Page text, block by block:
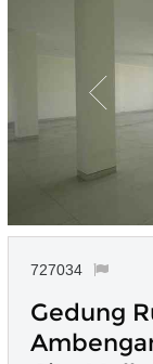
727034
Gedung